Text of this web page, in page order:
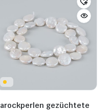
gezüchtete